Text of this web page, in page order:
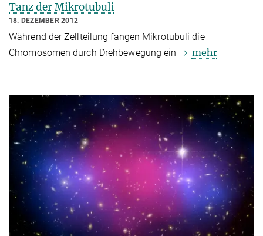
Tanz der Mikrotubuli
18. DEZEMBER 2012
Während der Zellteilung fangen Mikrotubuli die
Chromosomen durch Drehbewegung ein
mehr